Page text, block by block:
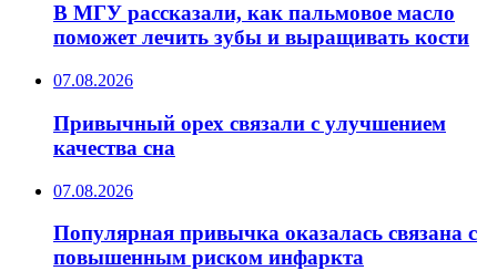
В МГУ рассказали, как пальмовое масло
поможет лечить зубы и выращивать кости
07.08.2026
Привычный орех связали с улучшением
качества сна
07.08.2026
Популярная привычка оказалась связана с
повышенным риском инфаркта